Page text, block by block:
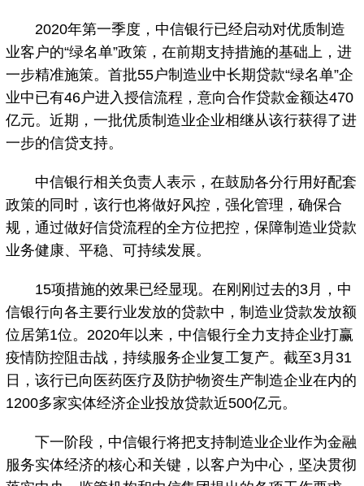
2020年第一季度，中信银行已经启动对优质制造
业客户的“绿名单”政策，在前期支持措施的基础上，进
一步精准施策。首批55户制造业中长期贷款“绿名单”企
业中已有46户进入授信流程，意向合作贷款金额达470
亿元。近期，一批优质制造业企业相继从该行获得了进
一步的信贷支持。
中信银行相关负责人表示，在鼓励各分行用好配套
政策的同时，该行也将做好风控，强化管理，确保合
规，通过做好信贷流程的全方位把控，保障制造业贷款
业务健康、平稳、可持续发展。
15项措施的效果已经显现。在刚刚过去的3月，中
信银行向各主要行业发放的贷款中，制造业贷款发放额
位居第1位。2020年以来，中信银行全力支持企业打赢
疫情防控阻击战，持续服务企业复工复产。截至3月31
日，该行已向医药医疗及防护物资生产制造企业在内的
1200多家实体经济企业投放贷款近500亿元。
下一阶段，中信银行将把支持制造业企业作为金融
服务实体经济的核心和关键，以客户为中心，坚决贯彻